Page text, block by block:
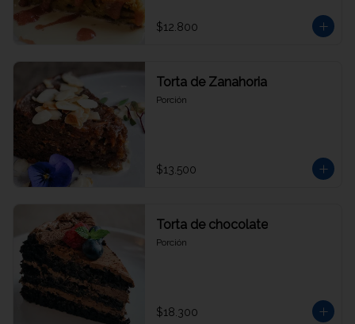
$12.800
Torta de Zanahoria
Porción
$13.500
Torta de chocolate
Porción
$18.300